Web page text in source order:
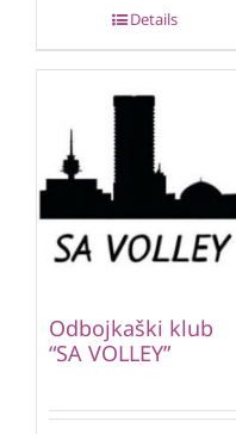
Details
Odbojkaški klub
“SA VOLLEY”